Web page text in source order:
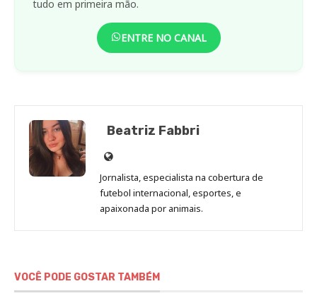
tudo em primeira mão.
ENTRE NO CANAL
Beatriz Fabbri
Site
de
Beatriz
Fabbri
Jornalista, especialista na cobertura de
futebol internacional, esportes, e
apaixonada por animais.
VOCÊ PODE GOSTAR TAMBÉM